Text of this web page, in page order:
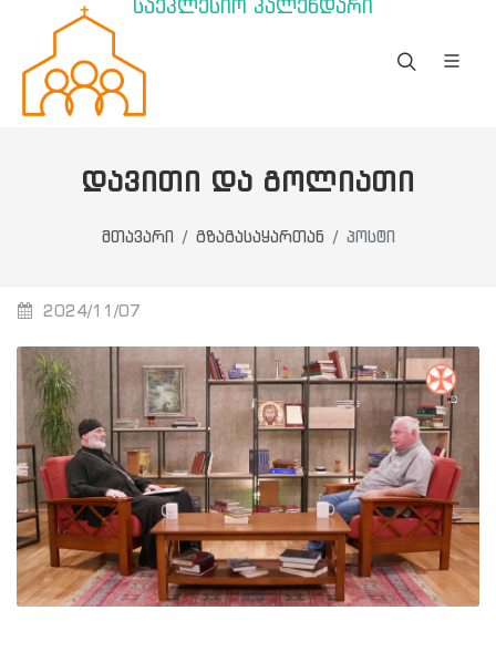
საეკლესიო კალენდარი
ᲓᲐᲕᲘᲗᲘ ᲓᲐ ᲒᲝᲚᲘᲐᲗᲘ
მთავარი გზაგასაყართან პოსტი
2024/11/07